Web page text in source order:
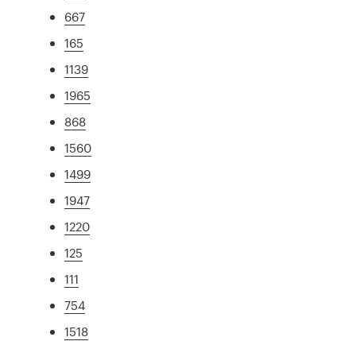
667
165
1139
1965
868
1560
1499
1947
1220
125
111
754
1518